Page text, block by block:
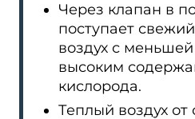
Через клапан в
поступает
воздух с
высоким
кислорода.
Теплый воздух от